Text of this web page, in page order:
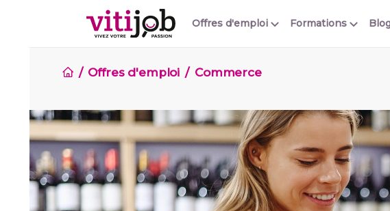
Offres d'emploi Formations
Offres d'emploi Commerce